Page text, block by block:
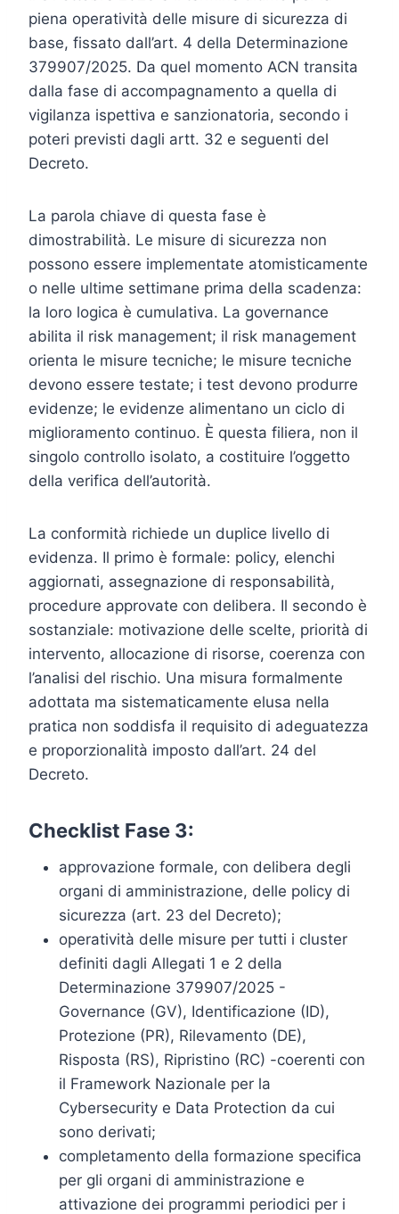
piena operatività delle misure di sicurezza di
base, fissato dall’art. 4 della Determinazione
379907/2025. Da quel momento ACN transita
dalla fase di accompagnamento a quella di
vigilanza ispettiva e sanzionatoria, secondo i
poteri previsti dagli artt. 32 e seguenti del
Decreto.
La parola chiave di questa fase è
dimostrabilità. Le misure di sicurezza non
possono essere implementate atomisticamente
o nelle ultime settimane prima della scadenza:
la loro logica è cumulativa. La governance
abilita il risk management; il risk management
orienta le misure tecniche; le misure tecniche
devono essere testate; i test devono produrre
evidenze; le evidenze alimentano un ciclo di
miglioramento continuo. È questa filiera, non il
singolo controllo isolato, a costituire l’oggetto
della verifica dell’autorità.
La conformità richiede un duplice livello di
evidenza. Il primo è formale: policy, elenchi
aggiornati, assegnazione di responsabilità,
procedure approvate con delibera. Il secondo è
sostanziale: motivazione delle scelte, priorità di
intervento, allocazione di risorse, coerenza con
l’analisi del rischio. Una misura formalmente
adottata ma sistematicamente elusa nella
pratica non soddisfa il requisito di adeguatezza
e proporzionalità imposto dall’art. 24 del
Decreto.
Checklist Fase 3:
approvazione formale, con delibera degli
organi di amministrazione, delle policy di
sicurezza (art. 23 del Decreto);
operatività delle misure per tutti i cluster
definiti dagli Allegati 1 e 2 della
Determinazione 379907/2025 -
Governance (GV), Identificazione (ID),
Protezione (PR), Rilevamento (DE),
Risposta (RS), Ripristino (RC) -coerenti con
il Framework Nazionale per la
Cybersecurity e Data Protection da cui
sono derivati;
completamento della formazione specifica
per gli organi di amministrazione e
attivazione dei programmi periodici per i